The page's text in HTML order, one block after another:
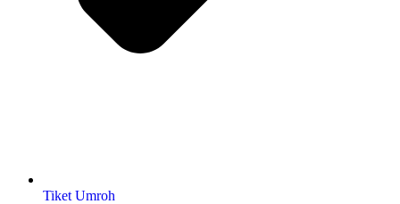
Tiket Umroh